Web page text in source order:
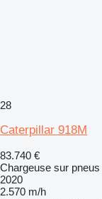
28
Caterpillar 918M
83.740 €
Chargeuse sur pneus
2020
2.570 m/h